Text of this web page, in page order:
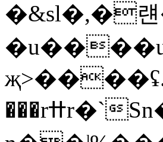
�&sl�,�
���rߚr�`Sn�Dt��'��>���n�9�럃